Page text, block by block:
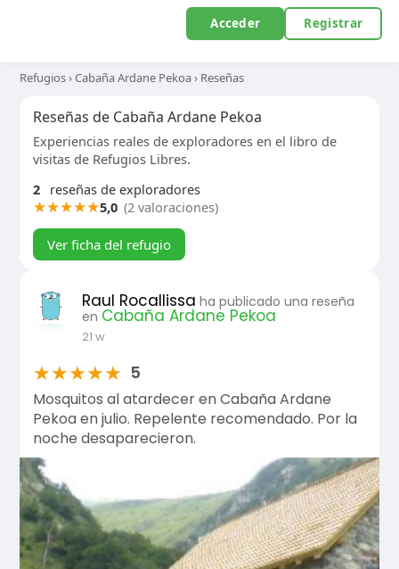
Acceder Registrar
Refugios›Cabaña Ardane Pekoa› Reseñas
Reseñas de Cabaña Ardane Pekoa
Experiencias reales de exploradores en el libro de
visitas de Refugios Libres.
2
reseñas de exploradores
★★★★★5,0 (2 valoraciones)
Ver ficha del refugio
Raul Rocallissa ha publicado una reseña
en Cabaña Ardane Pekoa
21 w
★★★★★ 5
Mosquitos al atardecer en Cabaña Ardane
Pekoa en julio. Repelente recomendado. Por la
noche desaparecieron.